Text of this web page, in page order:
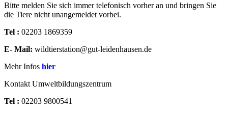
Bitte melden Sie sich immer telefonisch vorher an und bringen Sie
die Tiere nicht unangemeldet vorbei.
Tel : 02203 1869359
E- Mail: wildtierstation@gut-leidenhausen.de
Mehr Infos hier
Kontakt Umweltbildungszentrum
Tel : 02203 9800541